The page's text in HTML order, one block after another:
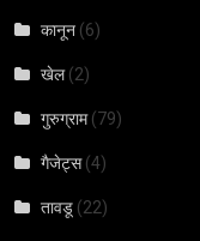
कानून(6)
खेल(2)
गुरुग्राम(79)
गैजेट्स(4)
तावडू(22)